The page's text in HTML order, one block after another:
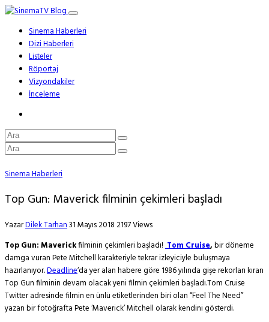
Sinema Haberleri
Dizi Haberleri
Listeler
Röportaj
Vizyondakiler
İnceleme
Sinema Haberleri
Top Gun: Maverick filminin çekimleri başladı
YazarDilek Tarhan31 Mayıs 20182197 Views
Top Gun: Maverickfilminin çekimleri başladı!Tom Cruise,bir döneme
damga vuran Pete Mitchell karakteriyle tekrar izleyiciyle buluşmaya
hazırlanıyor.Deadline‘da yer alan habere göre 1986 yılında gişe rekorları kıran
Top Gun filminin devam olacak yeni filmin çekimleri başladı.Tom Cruise
Twitter adresinde filmin en ünlü etiketlerinden biri olan “Feel The Need”
yazan bir fotoğrafta Pete ‘Maverick’ Mitchell olarak kendini gösterdi.